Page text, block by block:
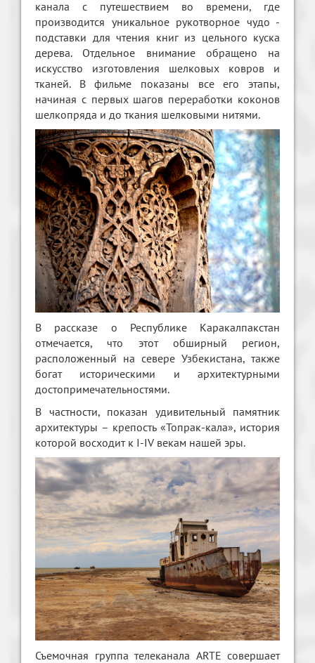
канала с путешествием во времени, где
производится уникальное рукотворное чудо -
подставки для чтения книг из цельного куска
дерева. Отдельное внимание обращено на
искусство изготовления шелковых ковров и
тканей. В фильме показаны все его этапы,
начиная с первых шагов переработки коконов
шелкопряда и до ткания шелковыми нитями.
В рассказе о Республике Каракалпакстан
отмечается, что этот обширный регион,
расположенный на севере Узбекистана, также
богат историческими и архитектурными
достопримечательностями.
В частности, показан удивительный памятник
архитектуры – крепость «Топрак-кала», история
которой восходит к I-IV векам нашей эры.
Съемочная группа телеканала ARTE совершает